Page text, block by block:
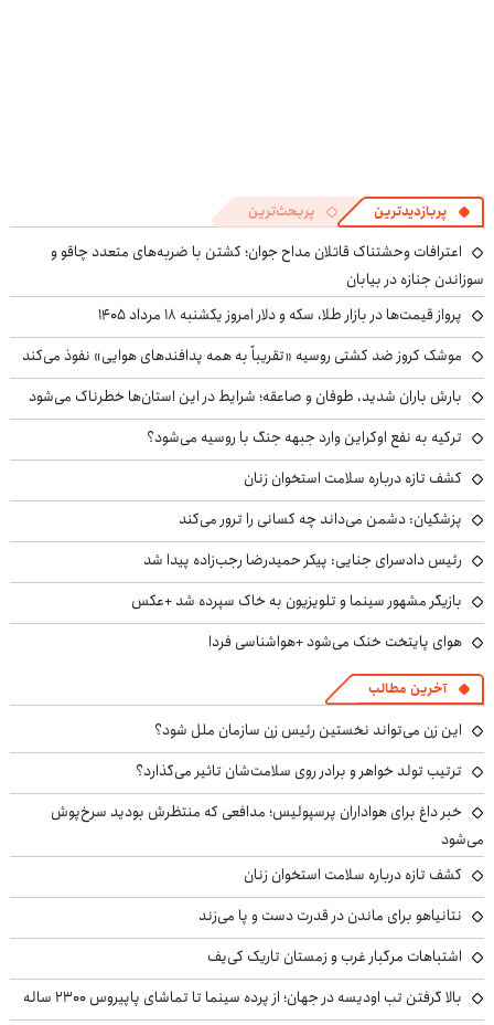
پربازدیدترین پربحث‌ترین
اعترافات وحشتناک قاتلان مداح جوان؛ کشتن با ضربه‌های متعدد چاقو و
سوزاندن جنازه در بیابان
پرواز قیمت‌ها در بازار طلا، سکه و دلار امروز یکشنبه ۱۸ مرداد ۱۴۰۵
موشک کروز ضد کشتی روسیه «تقریباً به همه پدافندهای هوایی» نفوذ می‌کند
بارش باران شدید، طوفان و صاعقه؛ شرایط در این استان‌ها خطرناک می‌شود
ترکیه به نفع اوکراین وارد جبهه جنگ با روسیه می‌شود؟
کشف تازه درباره سلامت استخوان زنان
پزشکیان: دشمن می‌داند چه کسانی را ترور می‌کند
رئیس دادسرای جنایی: پیکر حمیدرضا رجب‌زاده پیدا شد
بازیگر مشهور سینما و تلویزیون به خاک سپرده شد +عکس
هوای پایتخت خنک می‌شود +هواشناسی فردا
آخرین مطالب
این زن می‌تواند نخستین رئیس زن سازمان ملل شود؟
ترتیب تولد خواهر و برادر روی سلامت‌شان تاثیر می‌گذارد؟
خبر داغ برای هواداران پرسپولیس؛ مدافعی که منتظرش بودید سرخ‌پوش
می‌شود
کشف تازه درباره سلامت استخوان زنان
نتانیاهو برای ماندن در قدرت دست و پا می‌زند
اشتباهات مرگبار غرب و زمستان تاریک کی‌یف
بالا گرفتن تب اودیسه در جهان؛ از پرده سینما تا تماشای پاپیروس ۲۳۰۰ ساله